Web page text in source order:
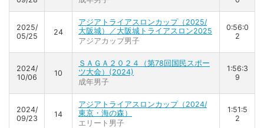
2025/
05/25
24
アジアトライアスロンカップ（2025/
大阪城）／大阪城トライアスロン2025
アジアカップ男子
0:56:0
2
2024/
10/06
10
ＳＡＧＡ２０２４（第78回国民スポー
ツ大会）(2024)
成年男子
1:56:3
9
2024/
09/23
14
アジアトライアスロンカップ（2024/
東京・海の森）
エリート男子
1:51:5
2